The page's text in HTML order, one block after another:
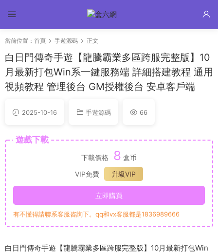
當前位置： 首頁 手遊源碼 正文
白日門傳奇手遊【龍騰霸業多區跨服完整版】10
月最新打包Win系一鍵服務端 詳細搭建教程 通用
視頻教程 管理後台 GM授權後台 安卓客戶端
2025-10-16 手遊源碼 66
遊戲下載
下載價格 8 盒币
VIP免費
升級VIP
立即購買
有不懂得請聯系客服咨詢下。qq和vx客服都是1836989666
白日門傳奇手遊【龍騰霸業多區跨服完整版】10月最新打包Win